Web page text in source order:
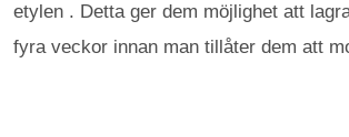
etylen . Detta ger dem möjlighet att
fyra veckor innan man tillåter dem att